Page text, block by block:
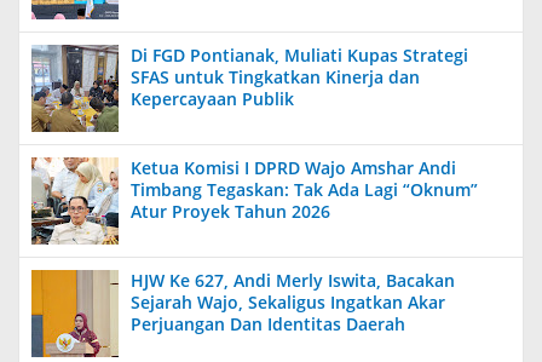
Di FGD Pontianak, Muliati Kupas Strategi
SFAS untuk Tingkatkan Kinerja dan
Kepercayaan Publik
Ketua Komisi I DPRD Wajo Amshar Andi
Timbang Tegaskan: Tak Ada Lagi “Oknum”
Atur Proyek Tahun 2026
HJW Ke 627, Andi Merly Iswita, Bacakan
Sejarah Wajo, Sekaligus Ingatkan Akar
Perjuangan Dan Identitas Daerah